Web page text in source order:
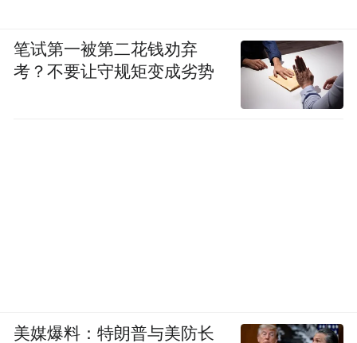
笔试第一被第二花钱劝弃
考？不要让守规矩变成劣势
美媒爆料：特朗普与美防长